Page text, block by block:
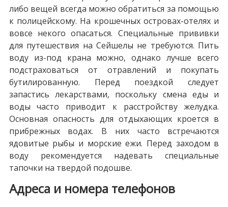
либо вещей всегда можно обратиться за помощью
к полицейскому. На крошечных островах-отелях и
вовсе некого опасаться. Специальные прививки
для путешествия на Сейшелы не требуются. Пить
воду из-под крана можно, однако лучше всего
подстраховаться от отравлений и покупать
бутилированную. Перед поездкой следует
запастись лекарствами, поскольку смена еды и
воды часто приводит к расстройству желудка.
Основная опасность для отдыхающих кроется в
прибрежных водах. В них часто встречаются
ядовитые рыбы и морские ежи. Перед заходом в
воду рекомендуется надевать специальные
тапочки на твердой подошве.
Адреса и номера телефонов